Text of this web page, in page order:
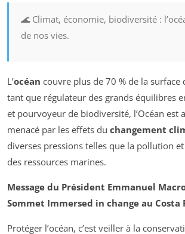
🌊 Climat, économie, biodiversité :
de nos vies.
L’océan couvre plus de 70 % de la surface
tant que régulateur des grands équilibres
et pourvoyeur de biodiversité, l’Océan est
menacé par les effets du changement
diverses pressions telles que la pollution
des ressources marines.
Message du Président Emmanuel
Sommet Immersed in change au Costa
Protéger l’océan, c’est veiller à la